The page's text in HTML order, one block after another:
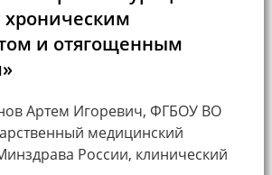
хроническим
и отягощенным
Артем Игоревич, ФГБОУ ВО
медицинский
России, клинический